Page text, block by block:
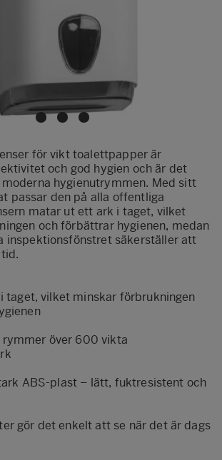
för vikt toalettpapper är
och god hygien och är det
hygienutrymmen. Med sitt
passar den på alla offentliga
matar ut ett ark i taget, vilket
och förbättrar hygienen, medan
inspektionsfönstret säkerställer att
taget, vilket minskar förbrukningen
över 600 vikta
ABS-plast – lätt, fuktresistent och
gör det enkelt att se när det är dags